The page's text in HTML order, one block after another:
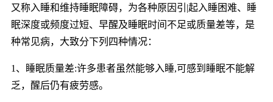
又称入睡和维持睡眠障碍，为各种原因引|起入睡困难、睡
眠深度或频度过短、早醒及睡眠时间不足或质量差等，是
种常见病，大致分下列四种情况：
1、睡眠质量差:许多患者虽然能够入睡,可感到睡眠不能解
乏，醒后仍有疲劳感。